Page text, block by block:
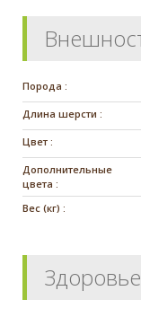
Порода :
Длина шерсти :
Цвет :
Дополнительные
цвета :
Вес (кг) :
Здоровье